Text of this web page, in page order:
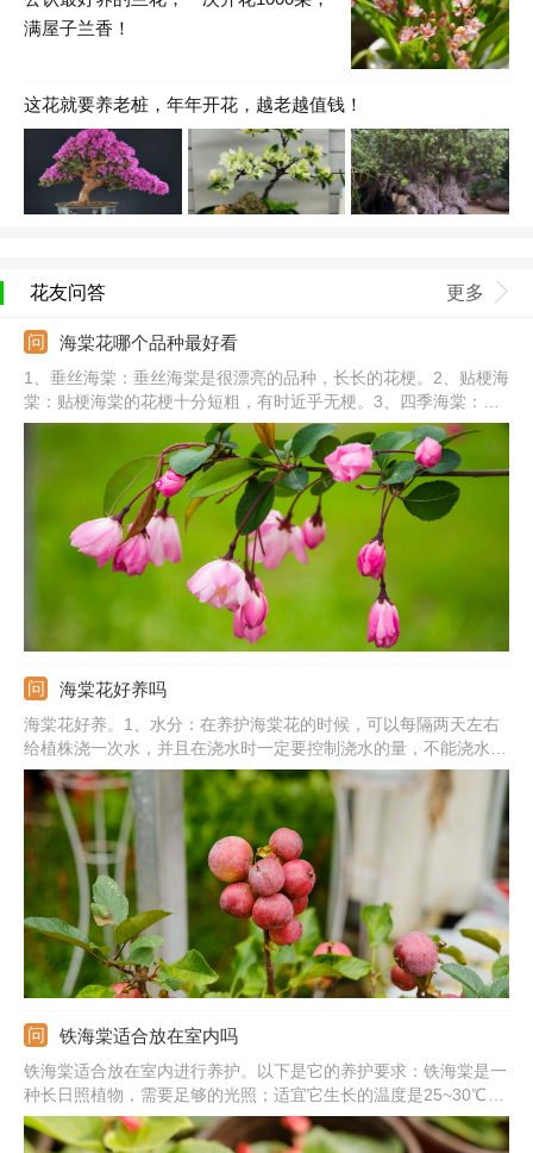
满屋子兰香！
这花就要养老桩，年年开花，越老越值钱！
花友问答 更多
海棠花哪个品种最好看
1、垂丝海棠：垂丝海棠是很漂亮的品种，长长的花梗。2、贴梗海
棠：贴梗海棠的花梗十分短粗，有时近乎无梗。3、四季海棠：四
季海棠全年开花，花朵成簇生长，姿态优美。4、西府海棠：西府
海棠未开花前花色鲜红，开花后变粉红色。5、其他：还有丽格海
棠、钻石海棠、木瓜海棠、梨花海棠、红宝石海棠、北美海棠等。
海棠花好养吗
海棠花好养。1、水分：在养护海棠花的时候，可以每隔两天左右
给植株浇一次水，并且在浇水时一定要控制浇水的量，不能浇水太
多，否则会烂根；2、养分：在它的生长期需要每个月施加3~4次
氮肥；3、温度：生长的适宜温度是在15~25℃之间；4、光照：海
棠花比较喜欢阳光，因此在它生长期间要将它放置在阳光充足的地
铁海棠适合放在室内吗
铁海棠适合放在室内进行养护。以下是它的养护要求：铁海棠是一
种长日照植物，需要足够的光照；适宜它生长的温度是25~30℃左
右；铁海棠比较怕水涝，因此在浇水时要遵循见干见湿的浇水原
则；铁海棠的茎干上有刺，并且在它的茎干内部汁液是有毒的，一